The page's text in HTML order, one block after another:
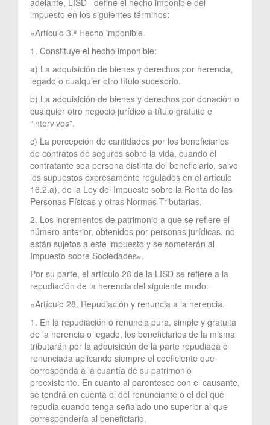
impuesto en los siguientes términos:
«Artículo 3.º Hecho imponible.
1. Constituye el hecho imponible:
a) La adquisición de bienes y derechos por herencia,
legado o cualquier otro título sucesorio.
b) La adquisición de bienes y derechos por donación o
cualquier otro negocio jurídico a título gratuito e
“intervivos”.
c) La percepción de cantidades por los beneficiarios
de contratos de seguros sobre la vida, cuando el
contratante sea persona distinta del beneficiario, salvo
los supuestos expresamente regulados en el artículo
16.2.a), de la Ley del Impuesto sobre la Renta de las
Personas Físicas y otras Normas Tributarias.
2. Los incrementos de patrimonio a que se refiere el
número anterior, obtenidos por personas jurídicas, no
están sujetos a este impuesto y se someterán al
Impuesto sobre Sociedades».
Por su parte, el artículo 28 de la LISD se refiere a la
repudiación de la herencia del siguiente modo:
«Artículo 28. Repudiación y renuncia a la herencia.
1. En la repudiación o renuncia pura, simple y gratuita
de la herencia o legado, los beneficiarios de la misma
tributarán por la adquisición de la parte repudiada o
renunciada aplicando siempre el coeficiente que
corresponda a la cuantía de su patrimonio
preexistente. En cuanto al parentesco con el causante,
se tendrá en cuenta el del renunciante o el del que
repudia cuando tenga señalado uno superior al que
correspondería al beneficiario.